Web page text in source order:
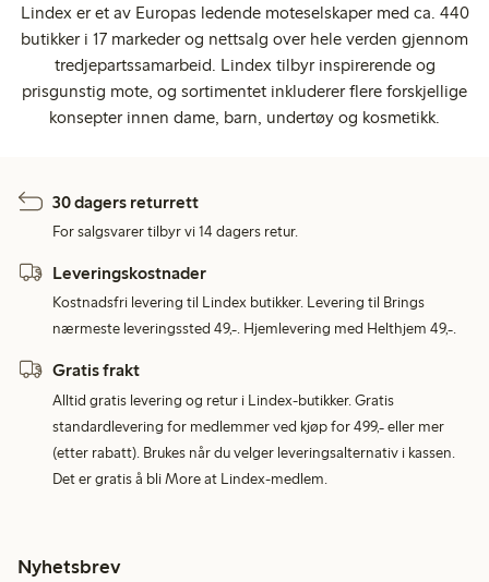
Lindex er et av Europas ledende moteselskaper med ca. 440
butikker i 17 markeder og nettsalg over hele verden gjennom
tredjepartssamarbeid. Lindex tilbyr inspirerende og
prisgunstig mote, og sortimentet inkluderer flere forskjellige
konsepter innen dame, barn, undertøy og kosmetikk.
30 dagers returrett
For salgsvarer tilbyr vi 14 dagers retur.
Leveringskostnader
Kostnadsfri levering til Lindex butikker. Levering til Brings
nærmeste leveringssted 49,-. Hjemlevering med Helthjem 49,-.
Gratis frakt
Alltid gratis levering og retur i Lindex-butikker. Gratis
standardlevering for medlemmer ved kjøp for 499,- eller mer
(etter rabatt). Brukes når du velger leveringsalternativ i kassen.
Det er gratis å bli More at Lindex-medlem.
Nyhetsbrev